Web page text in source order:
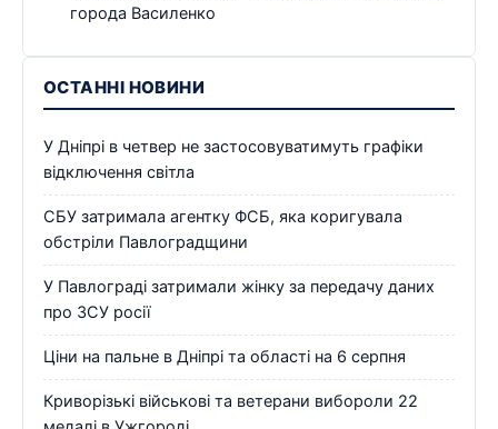
города Василенко
ОСТАННІ НОВИНИ
У Дніпрі в четвер не застосовуватимуть графіки
відключення світла
СБУ затримала агентку ФСБ, яка коригувала
обстріли Павлоградщини
У Павлограді затримали жінку за передачу даних
про ЗСУ росії
Ціни на пальне в Дніпрі та області на 6 серпня
Криворізькі військові та ветерани вибороли 22